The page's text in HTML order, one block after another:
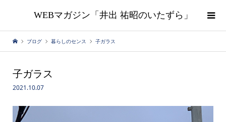
WEBマガジン「井出 祐昭のいたずら」
ブログ 暮らしのセンス 子ガラス
子ガラス
2021.10.07